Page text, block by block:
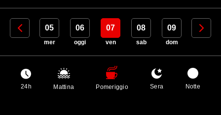
04 05
mer
06
oggi
07
ven
08
sab
09
dom
10
24h Mattina Pomeriggio Sera Notte